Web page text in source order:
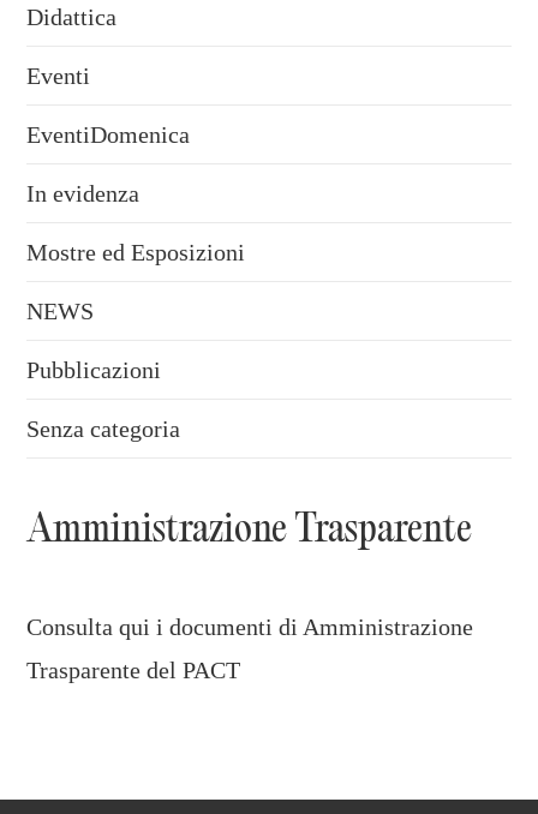
Didattica
Eventi
EventiDomenica
In evidenza
Mostre ed Esposizioni
NEWS
Pubblicazioni
Senza categoria
Amministrazione Trasparente
Consulta qui i documenti di Amministrazione
Trasparente del PACT